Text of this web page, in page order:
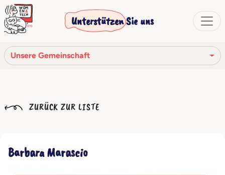
Unterstützen Sie uns
Unsere Gemeinschaft
Unsere Geschichte
Verhaltenskodex
ZURÜCK ZUR LISTE
Barbara Marascio